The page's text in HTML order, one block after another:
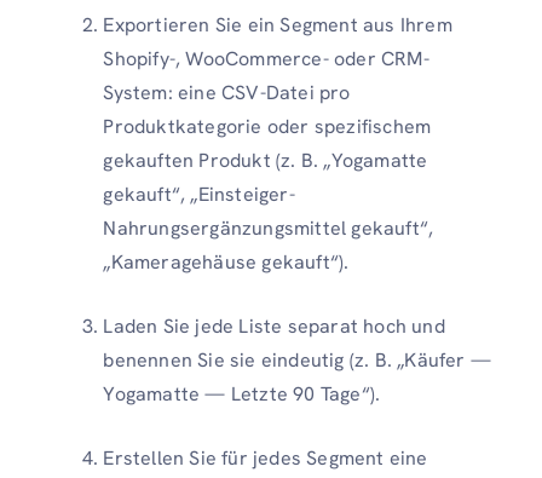
Exportieren Sie ein Segment aus Ihrem
Shopify-, WooCommerce- oder CRM-
System: eine CSV-Datei pro
Produktkategorie oder spezifischem
gekauften Produkt (z. B. „Yogamatte
gekauft“, „Einsteiger-
Nahrungsergänzungsmittel gekauft“,
„Kameragehäuse gekauft“).
Laden Sie jede Liste separat hoch und
benennen Sie sie eindeutig (z. B. „Käufer —
Yogamatte — Letzte 90 Tage“).
Erstellen Sie für jedes Segment eine